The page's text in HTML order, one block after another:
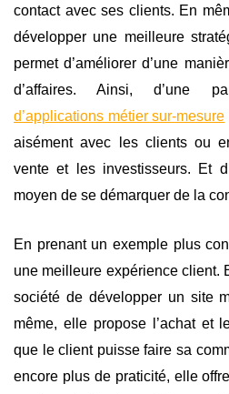
contact avec ses clients. En
développer une meilleure
permet d’améliorer d’une
d’affaires. Ainsi, d’une
d’applications métier sur-mesure
aisément avec les clients ou
vente et les investisseurs. Et
moyen de se démarquer de la
En prenant un exemple plus
une meilleure expérience client.
société de développer un site
même, elle propose l’achat et
que le client puisse faire sa
encore plus de praticité, elle